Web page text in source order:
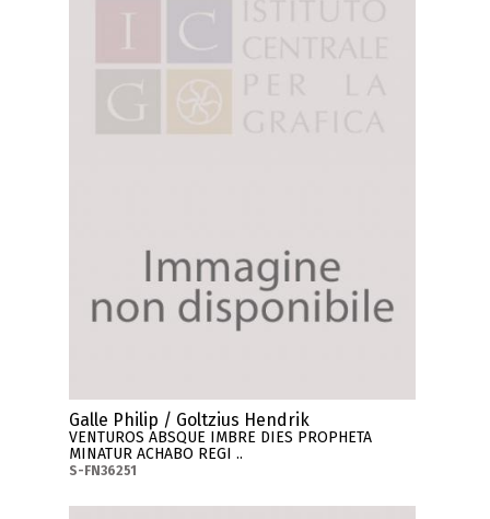
Galle Philip / Goltzius Hendrik
VENTUROS ABSQUE IMBRE DIES PROPHETA
MINATUR ACHABO REGI ..
S-FN36251